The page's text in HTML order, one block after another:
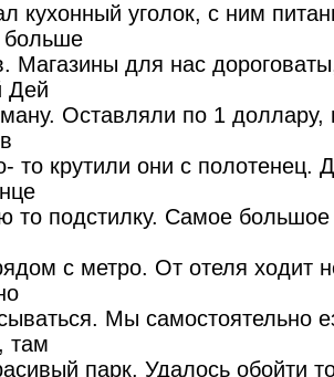
кухонный уголок, с ним
больше
Магазины для нас
Дей
Оставляли по 1
то крутили они с полотенец.
то подстилку. Самое
с метро. От отеля ходит
Мы самостоятельно
там
парк. Удалось обойти